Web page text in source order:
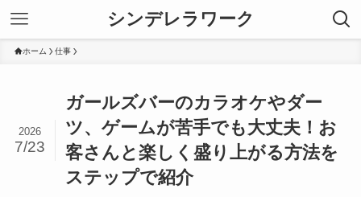
シンデレラワーク
ホーム 仕事
ガールズバーのカラオケやダー
ツ、ゲームが苦手でも大丈夫！お
客さんと楽しく盛り上がる方法を
ステップで紹介
2026
7/23